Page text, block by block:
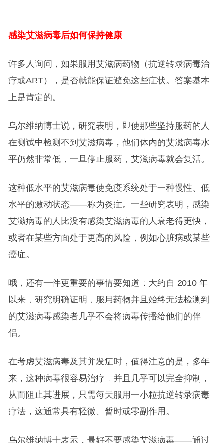
感染艾滋病毒后如何保持健康
许多人询问，如果服用艾滋病药物（抗逆转录病毒治
疗或ART），是否就能保证避免这些症状。答案基本
上是肯定的。
乌尔维纳博士说，研究表明，即使那些坚持服药的人
在测试中检测不到艾滋病毒，他们体内的艾滋病毒水
平仍然非常低，一旦停止服药，艾滋病毒就会复活。
这种低水平的艾滋病毒使免疫系统处于一种慢性、低
水平的激动状态——称为炎症。一些研究表明，感染
艾滋病毒的人比没有感染艾滋病毒的人衰老得更快，
或者在某些方面处于更高的风险，例如心脏病或某些
癌症。
哦，还有一件更重要的事情要知道：大约自 2010 年
以来，研究明确证明，服用药物并且始终无法检测到
的艾滋病毒感染者几乎不会将病毒传播给他们的伴
侣。
在考虑艾滋病毒及其并发症时，值得注意的是，多年
来，这种病毒很容易治疗，并且几乎可以完全抑制，
从而阻止其进展，只需每天服用一小粒抗逆转录病毒
疗法，这通常具有轻微、暂时或零副作用。
乌尔维纳博士表示，最好不要感染艾滋病毒——通过